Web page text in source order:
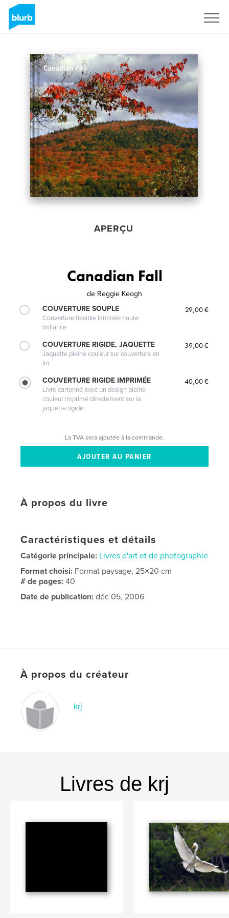
APERÇU
Canadian Fall
de Reggie Keogh
COUVERTURE SOUPLE
Couverture flexible laminée haute
brillance
29,00 €
COUVERTURE RIGIDE, JAQUETTE
Jaquette pleine couleur sur couverture en
lin
39,00 €
COUVERTURE RIGIDE IMPRIMÉE
Livre cartonné avec un design pleine
couleur imprimé directement sur la
jaquette rigide
40,00 €
La TVA sera ajoutée à la commande.
À propos du livre
Caractéristiques et détails
Catégorie principale: Livres d'art et de photographie
Format choisi: Format paysage, 25×20 cm
# de pages:40
Date de publication: déc 05, 2006
À propos du créateur
krj
Livres de krj